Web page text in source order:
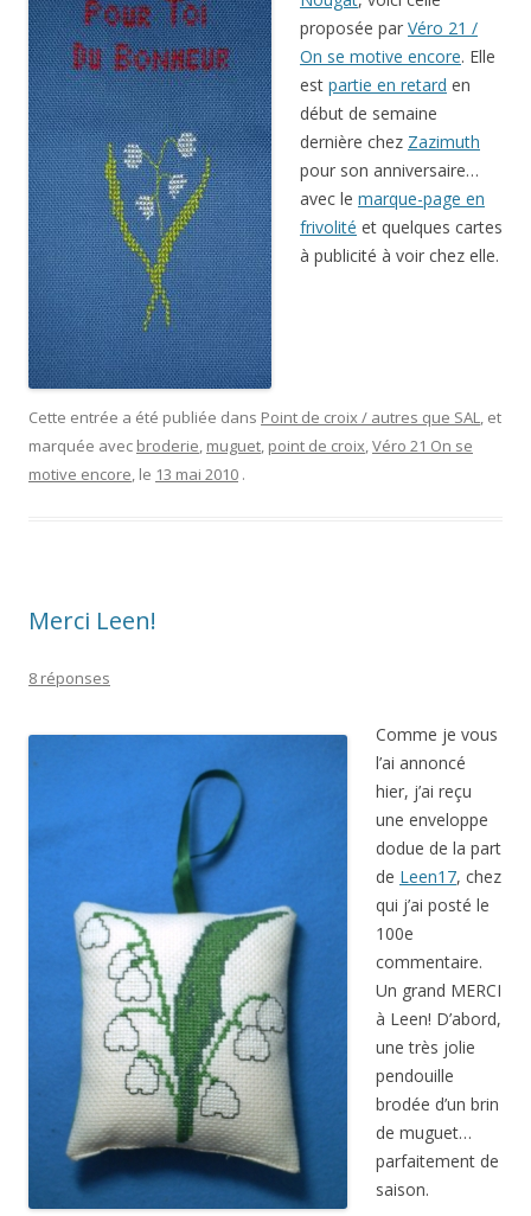
proposée par Véro 21 /
On se motive encore. Elle
est partie en retard en
début de semaine
dernière chez Zazimuth
pour son anniversaire…
avec le marque-page en
frivolité et quelques cartes
à publicité à voir chez elle.
Cette entrée a été publiée dans Point de croix / autres que SAL, et
marquée avec broderie, muguet, point de croix,Véro 21 On se
motive encore, le 13 mai 2010 .
Merci Leen!
8 réponses
Comme je vous
l’ai annoncé
hier, j’ai reçu
une enveloppe
dodue de la part
de Leen17, chez
qui j’ai posté le
100e
commentaire.
Un grand MERCI
à Leen! D’abord,
une très jolie
pendouille
brodée d’un brin
de muguet…
parfaitement de
saison.